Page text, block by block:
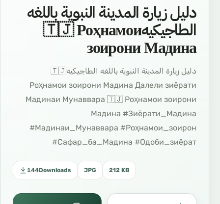
دليل زيارة المدينة النبوية باللغه
الطاجيكيه🇹🇯 Роҳнамои
зоирони Мадина
دليل زيارة المدينة النبوية باللغه الطاجيكيه🇹🇯
Роҳнамои зоирони Мадина Далели зиёрати
Мадинаи Мунаввара 🇹🇯 Роҳнамои зоирони
Мадина #Зиёрати_Мадина
#Мадинаи_Мунаввара #Роҳнамои_зоирон
#Сафар_ба_Мадина #Одоби_зиёрат
144Downloads JPG 212 KB